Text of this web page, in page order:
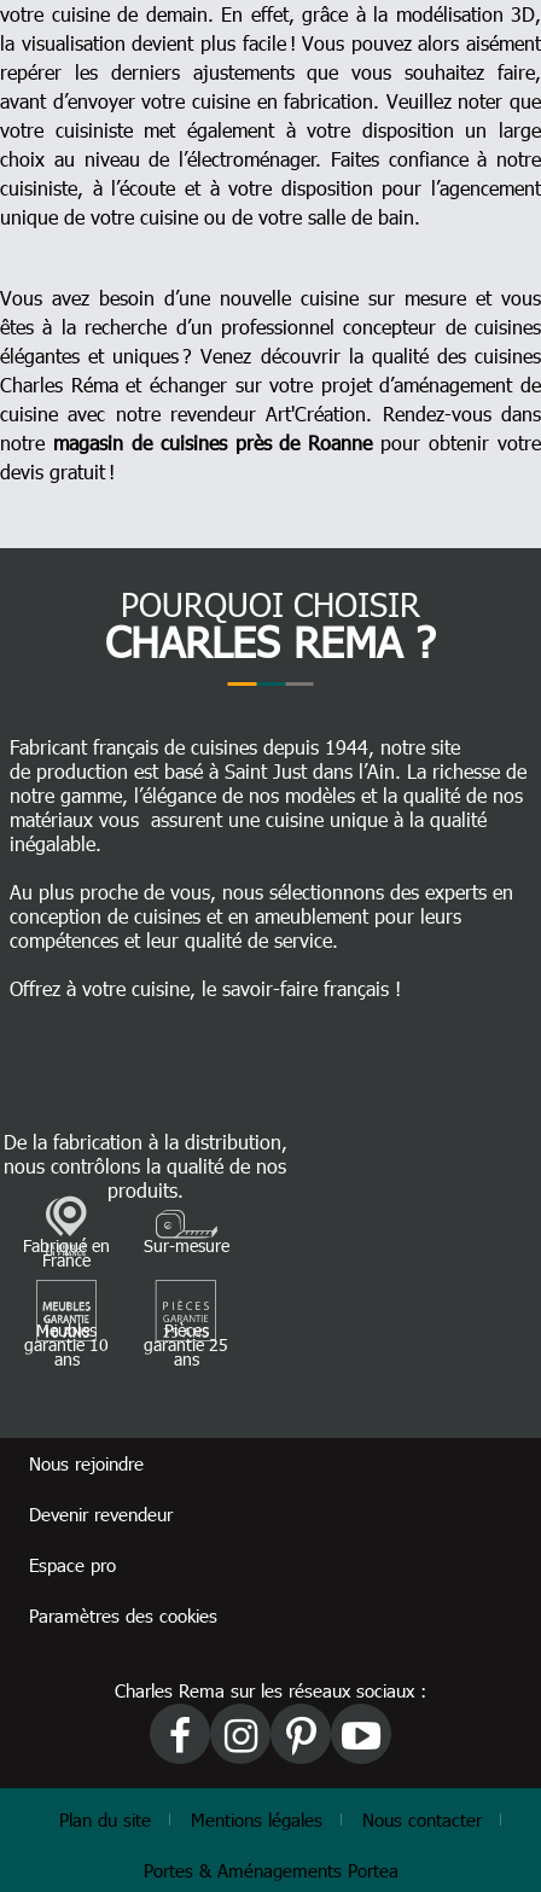
votre cuisine de demain. En effet, grâce à la modélisation 3D,
la visualisation devient plus facile ! Vous pouvez alors aisément
repérer les derniers ajustements que vous souhaitez faire,
avant d’envoyer votre cuisine en fabrication. Veuillez noter que
votre cuisiniste met également à votre disposition un large
choix au niveau de l’électroménager. Faites confiance à notre
cuisiniste, à l’écoute et à votre disposition pour l’agencement
unique de votre cuisine ou de votre salle de bain.
Vous avez besoin d’une nouvelle cuisine sur mesure et vous
êtes à la recherche d’un professionnel concepteur de cuisines
élégantes et uniques ? Venez découvrir la qualité des cuisines
Charles Réma et échanger sur votre projet d’aménagement de
cuisine avec notre revendeur Art'Création. Rendez-vous dans
notre magasin de cuisines près de Roannepour obtenir votre
devis gratuit !
POURQUOI CHOISIR
CHARLES REMA ?
Fabricant français de cuisines depuis 1944, notre site
de production est basé à Saint Just dans l’Ain. La richesse de
notre gamme, l’élégance de nos modèles et la qualité de nos
matériaux vous assurent une cuisine unique à la qualité
inégalable.
Au plus proche de vous, nous sélectionnons des experts en
conception de cuisines et en ameublement pour leurs
compétences et leur qualité de service.
Offrez à votre cuisine, le savoir-faire français !
De la fabrication à la distribution,
nous contrôlons la qualité de nos
produits.
Fabriqué en
France
Sur-mesure
Meubles
garantie 10
ans
Pièces
garantie 25
ans
Nous rejoindre
Devenir revendeur
Espace pro
Paramètres des cookies
Charles Rema sur les réseaux sociaux :
Plan du site Mentions légales Nous contacter
Portes & Aménagements Portea